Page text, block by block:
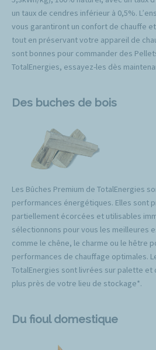
un taux de cendres inférieur à 0,5%.
vous garantiront un confort de chauffe
tout en préservant votre appareil de
sont bonnes pour commander des
TotalEnergies, essayez-les dès
Des buches de bois
Les Bûches Premium de TotalEnergies
performances énergétiques. Elles sont
partiellement écorcées et utilisables
sélectionnons pour vous les meilleures
comme le chêne, le charme ou le hêtre
performances de chauffage optimales.
TotalEnergies sont livrées sur palette et
plus près de votre lieu de stockage*.
Du fioul domestique